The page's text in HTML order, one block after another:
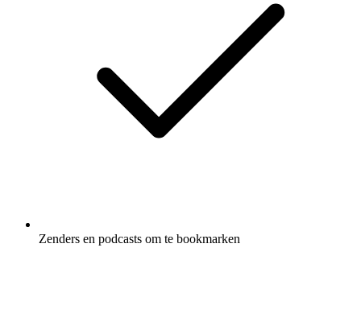
Zenders en podcasts om te bookmarken